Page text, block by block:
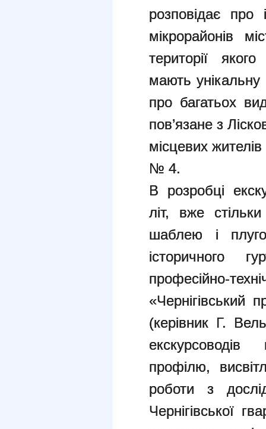
розповідає про
мікрорайонів
території
мають унікальну
про багатьох
пов’язане з
місцевих
№ 4.
В розробці
літ, вже
шаблею і
історичного
професійно-
«Чернігівський
(керівник Г.
екскурсоводів
профілю,
роботи з
Чернігівської